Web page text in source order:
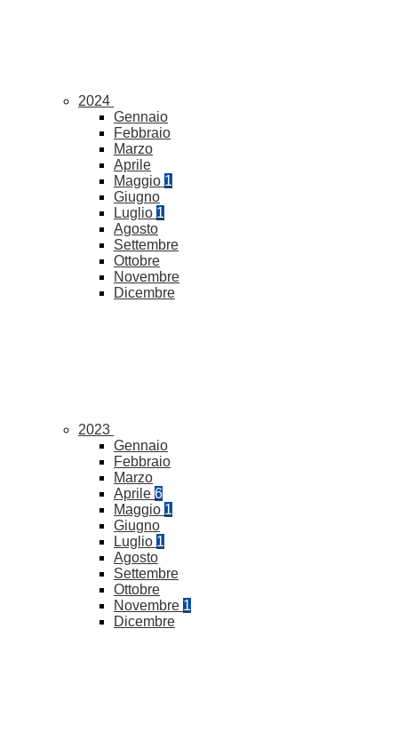
2024
Gennaio
Febbraio
Marzo
Aprile
Maggio 1
Giugno
Luglio 1
Agosto
Settembre
Ottobre
Novembre
Dicembre
2023
Gennaio
Febbraio
Marzo
Aprile 6
Maggio 1
Giugno
Luglio 1
Agosto
Settembre
Ottobre
Novembre 1
Dicembre